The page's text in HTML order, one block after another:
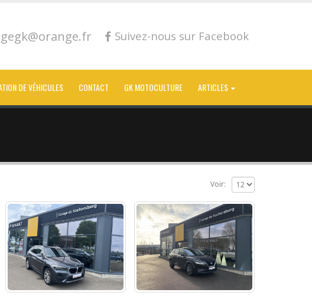
Suivez-nous sur Facebook
DE VÉHICULES CONTACT GK MOTOCULTURE ARTICLES
Voir: